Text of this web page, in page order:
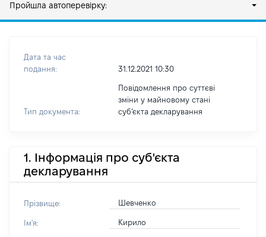
Пройшла автоперевірку:
Дата та час
подання:
31.12.2021 10:30
Тип документа:
Повідомлення про суттєві
зміни у майновому стані
субʼєкта декларування
1. Інформація про суб'єкта
декларування
Прізвище: Шевченко
Ім'я: Кирило